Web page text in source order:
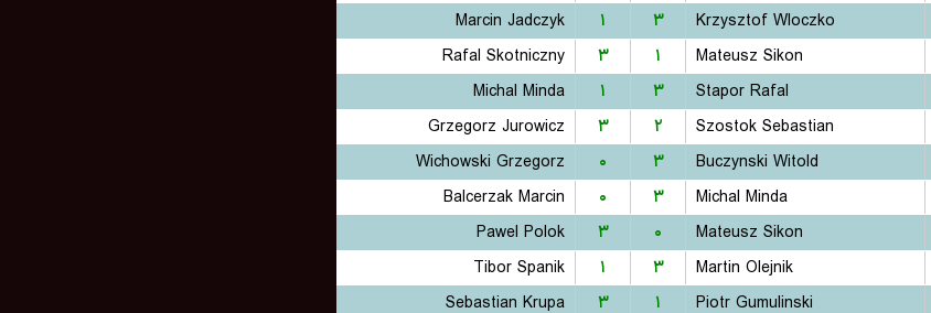
Marcin Jadczyk
۱ ۳ Krzysztof Wloczko
Rafal Skotniczny
۳ ۱ Mateusz Sikon
Michal Minda
۱ ۳ Stapor Rafal
Grzegorz Jurowicz
۳ ۲ Szostok Sebastian
Wichowski Grzegorz
۰ ۳ Buczynski Witold
Balcerzak Marcin
۰ ۳ Michal Minda
Pawel Polok
۳ ۰ Mateusz Sikon
Tibor Spanik
۱ ۳ Martin Olejnik
Sebastian Krupa
۳ ۱ Piotr Gumulinski